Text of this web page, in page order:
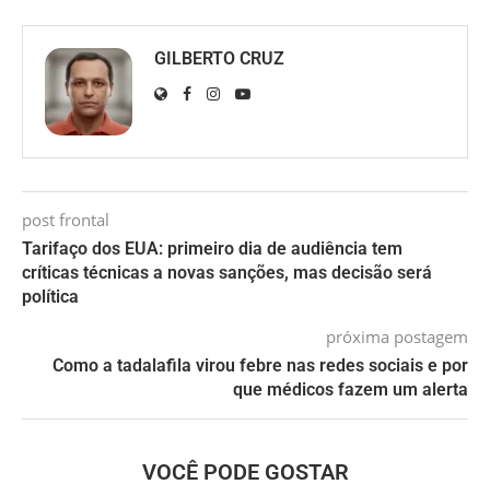
GILBERTO CRUZ
post frontal
Tarifaço dos EUA: primeiro dia de audiência tem
críticas técnicas a novas sanções, mas decisão será
política
próxima postagem
Como a tadalafila virou febre nas redes sociais e por
que médicos fazem um alerta
VOCÊ PODE GOSTAR